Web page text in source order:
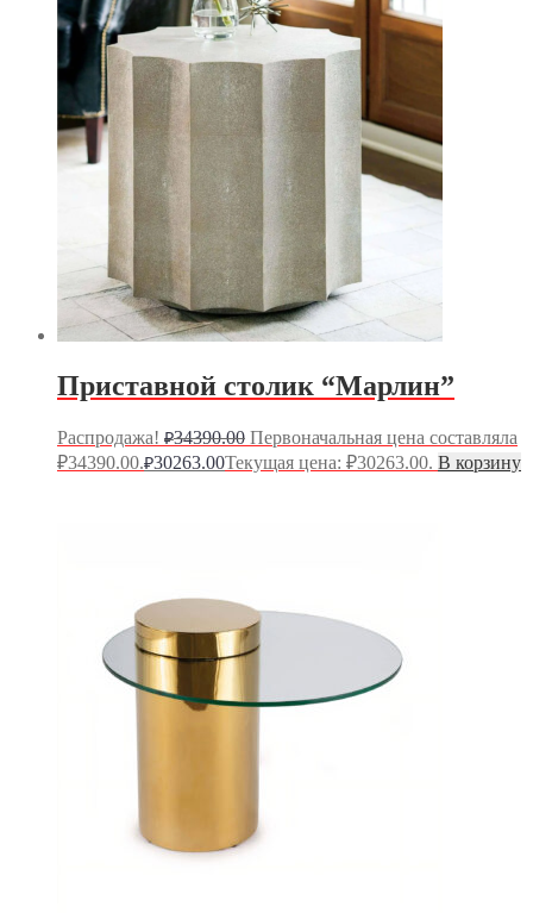
Приставной столик “Марлин”
Распродажа! ₽34390.00 Первоначальная цена составляла
₽34390.00.₽30263.00Текущая цена: ₽30263.00. В корзину